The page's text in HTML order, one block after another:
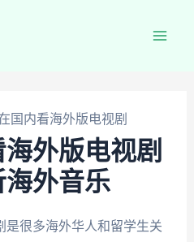
国内看海外版电视剧
外版电视剧
海外音乐
是很多海外华人和留学生关